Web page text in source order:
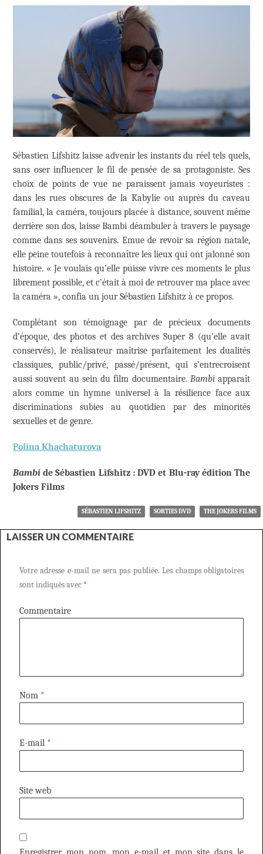
Sébastien Lifshitz laisse advenir les instants du réel tels quels,
sans oser influencer le fil de pensée de sa protagoniste. Ses
choix de points de vue ne paraissent jamais voyeuristes :
dans les rues obscures de la Kabylie ou auprès du caveau
familial, la caméra, toujours placée à distance, souvent même
derrière son dos, laisse Bambi déambuler à travers le paysage
comme dans ses souvenirs. Emue de revoir sa région natale,
elle peine toutefois à reconnaître les lieux qui ont jalonné son
histoire. « Je voulais qu’elle puisse vivre ces moments le plus
librement possible, et c’était à moi de retrouver ma place avec
la caméra », confia un jour Sébastien Lifshitz à ce propos.
Complétant son témoignage par de précieux documents
d’époque, des photos et des archives Super 8 (qu’elle avait
conservés), le réalisateur maîtrise parfaitement les dualités
classiques, public/privé, passé/présent, qui s’entrecroisent
aussi souvent au sein du film documentaire. Bambiapparaît
alors comme un hymne universel à la résilience face aux
discriminations subies au quotidien par des minorités
sexuelles et de genre.
Polina Khachaturova
Bambi de Sébastien Lifshitz : DVD et Blu-ray édition The
Jokers Films
SÉBASTIEN LIFSHITZ SORTIES DVD THE JOKERS FILMS
LAISSER UN COMMENTAIRE
Votre adresse e-mail ne sera pas publiée. Les champs obligatoires
sont indiqués avec *
Commentaire
Nom *
E-mail *
Site web